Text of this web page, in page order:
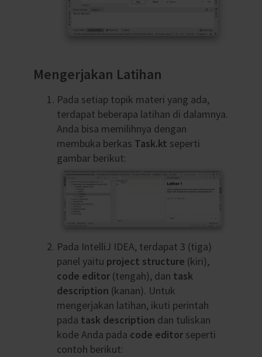
Mengerjakan Latihan
Pada setiap topik materi yang ada,
terdapat beberapa latihan di dalamnya.
Anda bisa memilihnya dengan
membuka berkas Task.kt seperti
gambar berikut:
Pada IntelliJ IDEA, terdapat 3 (tiga)
panel yaitu project structure (kiri),
code editor(tengah), dan task
description (kanan). Untuk
mengerjakan latihan, ikuti perintah
pada task description dan tuliskan
kode Anda pada code editorseperti
contoh berikut: